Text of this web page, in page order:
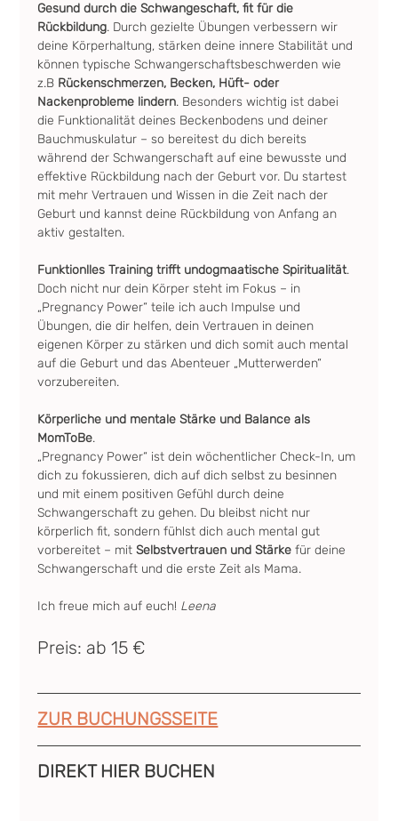
Gesund durch die Schwangeschaft, fit für die
Rückbildung. Durch gezielte Übungen verbessern wir
deine Körperhaltung, stärken deine innere Stabilität und
können typische Schwangerschaftsbeschwerden wie
z.B Rückenschmerzen, Becken, Hüft- oder
Nackenprobleme lindern. Besonders wichtig ist dabei
die Funktionalität deines Beckenbodens und deiner
Bauchmuskulatur – so bereitest du dich bereits
während der Schwangerschaft auf eine bewusste und
effektive Rückbildung nach der Geburt vor. Du startest
mit mehr Vertrauen und Wissen in die Zeit nach der
Geburt und kannst deine Rückbildung von Anfang an
aktiv gestalten.
Funktionlles Training trifft undogmaatische Spiritualität.
Doch nicht nur dein Körper steht im Fokus – in
„Pregnancy Power“ teile ich auch Impulse und
Übungen, die dir helfen, dein Vertrauen in deinen
eigenen Körper zu stärken und dich somit auch mental
auf die Geburt und das Abenteuer „Mutterwerden“
vorzubereiten.
Körperliche und mentale Stärke und Balance als
MomToBe.
„Pregnancy Power“ ist dein wöchentlicher Check-In, um
dich zu fokussieren, dich auf dich selbst zu besinnen
und mit einem positiven Gefühl durch deine
Schwangerschaft zu gehen. Du bleibst nicht nur
körperlich fit, sondern fühlst dich auch mental gut
vorbereitet – mit Selbstvertrauen und Stärke für deine
Schwangerschaft und die erste Zeit als Mama.
Ich freue mich auf euch! Leena
Preis: ab 15 €
ZUR BUCHUNGSSEITE
DIREKT HIER BUCHEN